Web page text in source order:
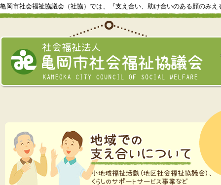
亀岡市社会福祉協議会（社協）では、『支え合い、助け合いのある顔のみ